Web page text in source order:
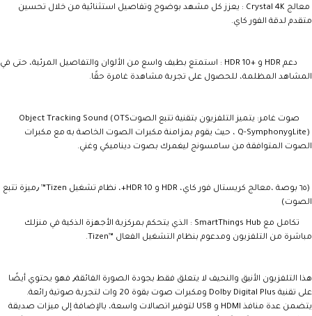
معالج Crystal 4K : يعزز كل مشهد بوضوح وتفاصيل استثنائية من خلال تحسين
متقدم لدقة الفور كاي.
دعم HDR و HDR 10+ : استمتع بطيف واسع من الألوان والتفاصيل المرئية، حتى في
المشاهد المظلمة، للحصول على تجربة مشاهدة غامرة حقًا.
صوت غامر: يتميز التلفزيون بتقنية تتبع الصوتObject Tracking Sound (OTS
Lite)وQ-Symphony ، حيث يقوم بمزامنة مكبرات الصوت الخاصة به مع مكبرات
الصوت المتوافقة من سامسونج ليغمرك بصوت ديناميكي وغني.
(٦٥ بوصة ،معالج كريستال فور كاي، HDR و HDR 10+، نظام تشغيل Tizen™ ٫ميزة تتبع
الصوت)
تكامل مع SmartThings Hub : الذي يتحكم بمركزية الأجهزة الذكية في منزلك
مباشرة من التلفزيون ومدعوم بنظام التشغيل الفعال Tizen™
.
هذا التلفزيون الأنيق والنحيف لا يتعلق فقط بجودة الصورة الفائقة٫ فهو يحتوي أيضًا
على تقنية Dolby Digital Plus
ومكبرات صوت بقوة 20 وات لتجربة صوتية رائعة.
يتضمن عدة منافذ HDMI و USB لتوفير اتصالات واسعة، بالإضافة إلى ميزات صديقة